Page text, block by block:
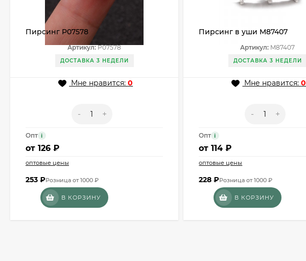
Пирсинг P07578
Артикул:P07578
ДОСТАВКА 3 НЕДЕЛИ
Мне нравится:0
- +
Опт i
от 126 ₽
оптовые цены
253 ₽Розница от 1000 ₽
В КОРЗИНУ
Пирсинг в уши M87407
Артикул: M87407
ДОСТАВКА 3 НЕДЕЛИ
Мне нравится:0
- +
Опт i
от114 ₽
оптовые цены
228₽Розница от 1000 ₽
В КОРЗИНУ